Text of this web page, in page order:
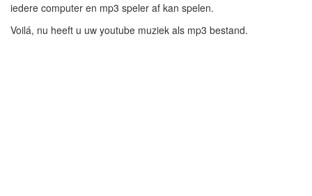
iedere computer en mp3 speler af kan spelen.
Voilá, nu heeft u uw youtube muziek als mp3 bestand.